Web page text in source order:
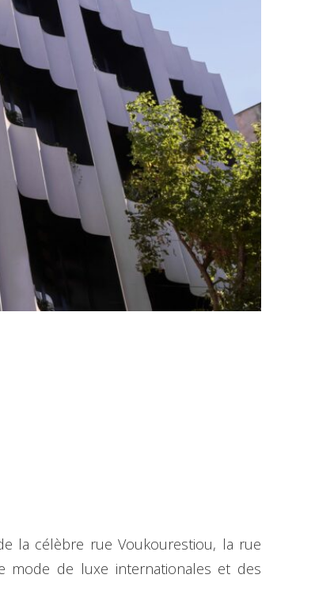
la célèbre rue Voukourestiou, la rue
mode de luxe internationales et des